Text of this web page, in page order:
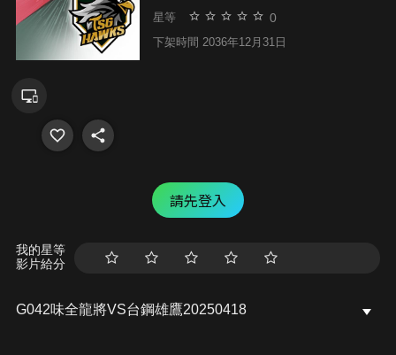
星等 0
下架時間 2036年12月31日
請先登入
我的星等
影片給分
G042味全龍將VS台鋼雄鷹20250418